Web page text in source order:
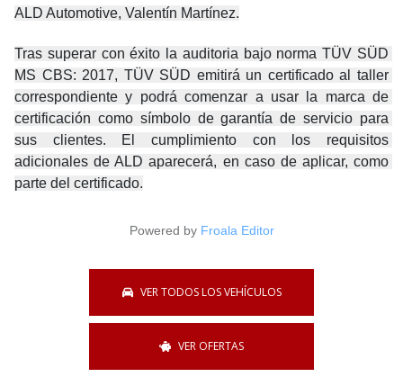
ALD Automotive, Valentín Martínez.
Tras superar con éxito la auditoria bajo norma TÜV SÜD
MS CBS: 2017, TÜV SÜD emitirá un certificado al taller
correspondiente y podrá comenzar a usar la marca de
certificación como símbolo de garantía de servicio para
sus clientes. El cumplimiento con los requisitos
adicionales de ALD aparecerá, en caso de aplicar, como
parte del certificado.
Powered by Froala Editor
VER TODOS LOS VEHÍCULOS
VER OFERTAS